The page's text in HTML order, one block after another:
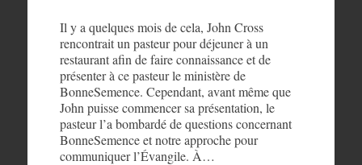
Il y a quelques mois de cela, John Cross
rencontrait un pasteur pour déjeuner à un
restaurant afin de faire connaissance et de
présenter à ce pasteur le ministère de
BonneSemence. Cependant, avant même que
John puisse commencer sa présentation, le
pasteur l’a bombardé de questions concernant
BonneSemence et notre approche pour
communiquer l’Évangile. À…